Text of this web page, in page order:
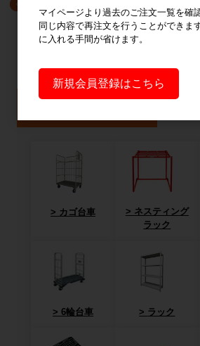
カゴ台車
ネスティング
ラック
6輪台車 ラック
マイページより過去のご注文一覧を確
同じ内容で再注文を行うことができま
に入れる手間が省けます。
新規会員登録はこちら